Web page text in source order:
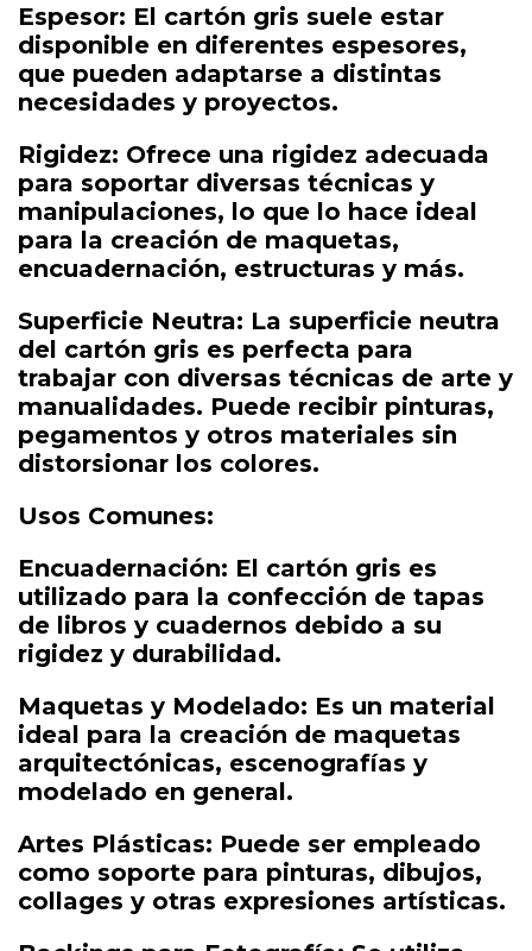
Espesor: El cartón gris suele estar
disponible en diferentes espesores,
que pueden adaptarse a distintas
necesidades y proyectos.
Rigidez: Ofrece una rigidez adecuada
para soportar diversas técnicas y
manipulaciones, lo que lo hace ideal
para la creación de maquetas,
encuadernación, estructuras y más.
Superficie Neutra: La superficie neutra
del cartón gris es perfecta para
trabajar con diversas técnicas de arte y
manualidades. Puede recibir pinturas,
pegamentos y otros materiales sin
distorsionar los colores.
Usos Comunes:
Encuadernación: El cartón gris es
utilizado para la confección de tapas
de libros y cuadernos debido a su
rigidez y durabilidad.
Maquetas y Modelado: Es un material
ideal para la creación de maquetas
arquitectónicas, escenografías y
modelado en general.
Artes Plásticas: Puede ser empleado
como soporte para pinturas, dibujos,
collages y otras expresiones artísticas.